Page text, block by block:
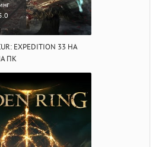
EXPEDITION 33 НА
ПК